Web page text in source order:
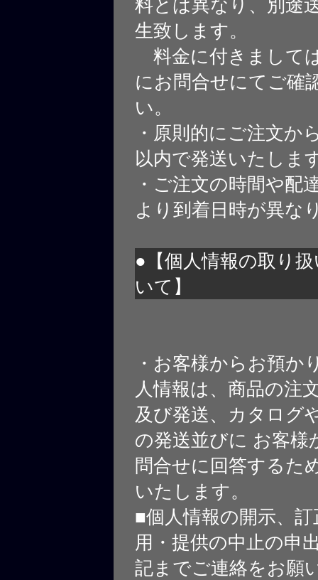
料とは異なり、別途
生致します。
料金に付きまして
にお問合せにてご確
い。
・原則的にご注文か
以内で発送いたしま
・ご注文の時間や配
より到着日時が異な
●【個人情報の取り
いて】
・お客様からお預か
人情報は、商品の注
及び発送、カタログ
の発送並びに お客様
問合せに回答するた
いたします。
■個人情報の開示、
用・提供の中止の申
記までご連絡をお願